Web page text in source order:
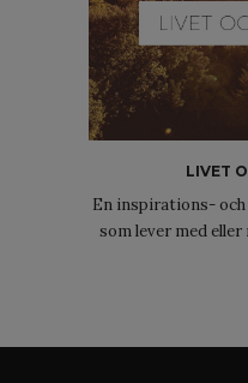
LIVET
En inspirations-
som lever med